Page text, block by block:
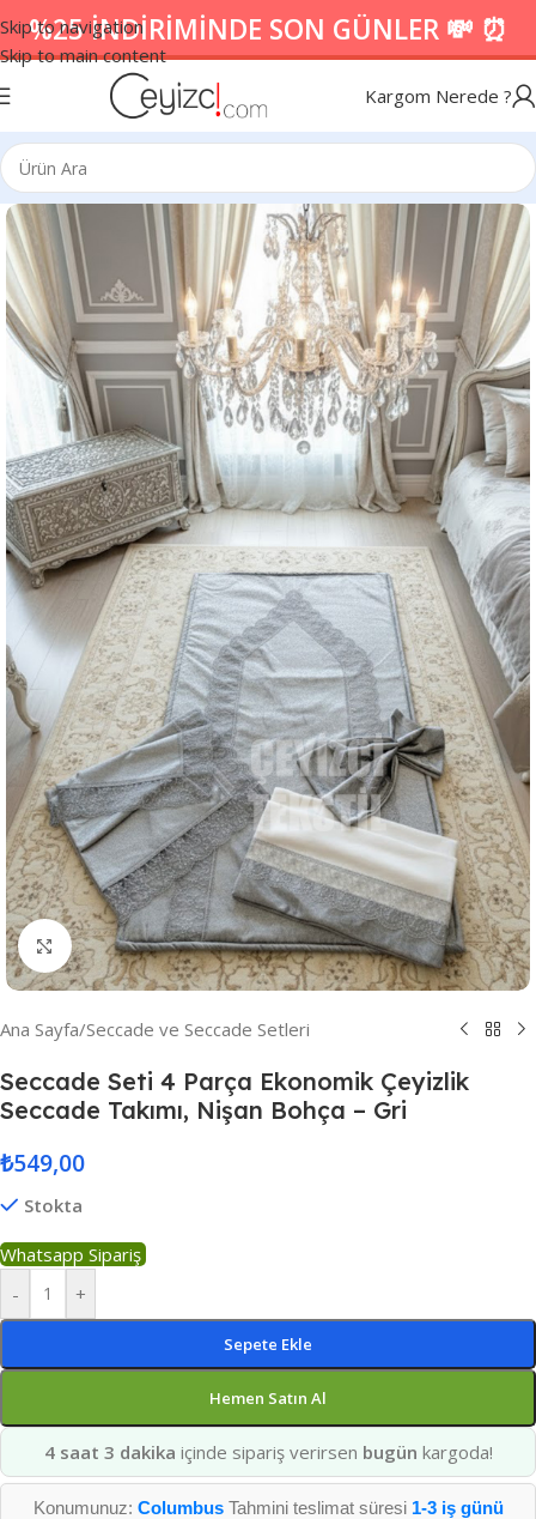
Skip to navigation
Skip to main content
%25 İNDİRİMİNDE SON GÜNLER 💸 ⏰
Kargom Nerede ?
Resmi Büyüt
Ana Sayfa/Seccade ve Seccade Setleri
Seccade Seti 4 Parça Ekonomik Çeyizlik
Seccade Takımı, Nişan Bohça – Gri
₺549,00
Stokta
Whatsapp Sipariş
-
+
Sepete Ekle
Hemen Satın Al
4 saat 3 dakika içinde sipariş verirsen bugün kargoda!
Konumunuz: ColumbusTahmini teslimat süresi 1-3 iş günü